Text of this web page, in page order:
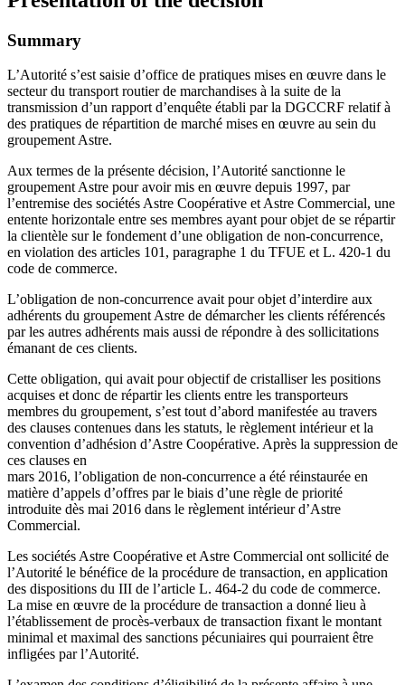
Summary
L’Autorité s’est saisie d’office de pratiques mises en œuvre dans le
secteur du transport routier de marchandises à la suite de la
transmission d’un rapport d’enquête établi par la DGCCRF relatif à
des pratiques de répartition de marché mises en œuvre au sein du
groupement Astre.
Aux termes de la présente décision, l’Autorité sanctionne le
groupement Astre pour avoir mis en œuvre depuis 1997, par
l’entremise des sociétés Astre Coopérative et Astre Commercial, une
entente horizontale entre ses membres ayant pour objet de se répartir
la clientèle sur le fondement d’une obligation de non-concurrence,
en violation des articles 101, paragraphe 1 du TFUE et L. 420‑1 du
code de commerce.
L’obligation de non-concurrence avait pour objet d’interdire aux
adhérents du groupement Astre de démarcher les clients référencés
par les autres adhérents mais aussi de répondre à des sollicitations
émanant de ces clients.
Cette obligation, qui avait pour objectif de cristalliser les positions
acquises et donc de répartir les clients entre les transporteurs
membres du groupement, s’est tout d’abord manifestée au travers
des clauses contenues dans les statuts, le règlement intérieur et la
convention d’adhésion d’Astre Coopérative. Après la suppression de
ces clauses en
mars 2016, l’obligation de non-concurrence a été réinstaurée en
matière d’appels d’offres par le biais d’une règle de priorité
introduite dès mai 2016 dans le règlement intérieur d’Astre
Commercial.
Les sociétés Astre Coopérative et Astre Commercial ont sollicité de
l’Autorité le bénéfice de la procédure de transaction, en application
des dispositions du III de l’article L. 464-2 du code de commerce.
La mise en œuvre de la procédure de transaction a donné lieu à
l’établissement de procès-verbaux de transaction fixant le montant
minimal et maximal des sanctions pécuniaires qui pourraient être
infligées par l’Autorité.